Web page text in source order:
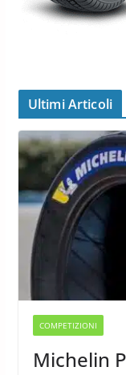
Ultimi Articoli
COMPETIZIONI
Michelin